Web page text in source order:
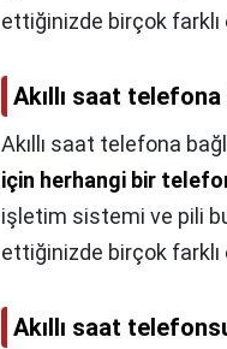
ettiğinizde birçok
Akıllı saat
Akıllı saat telefona
için herhangi bir
işletim sistemi ve pili
ettiğinizde birçok
Akıllı saat